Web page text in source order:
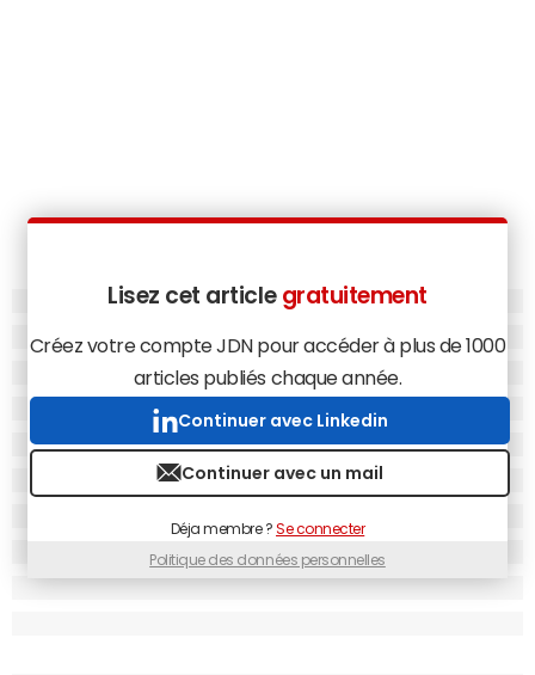
Lisez cet article gratuitement
Créez votre compte JDN pour accéder à plus de 1000
articles publiés chaque année.
Continuer avec Linkedin
Continuer avec un mail
Déja membre ?Se connecter
Politique des données personnelles